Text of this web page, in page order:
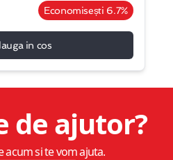
Economisești 6.7%
in cos
de ajutor?
acum si te vom ajuta.